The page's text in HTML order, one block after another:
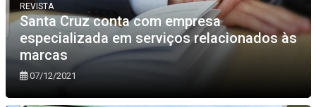
REVISTA
Santa Cruz conta com empresa
especializada em serviços relacionados às
marcas
07/12/2021